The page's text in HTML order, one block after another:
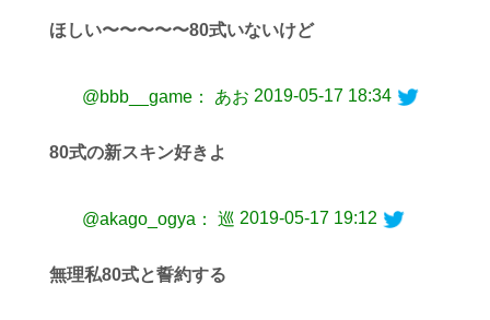
ほしい〜〜〜〜〜80式いないけど
@bbb__game： あお 2019-05-17 18:34
80式の新スキン好きよ
@akago_ogya： 巡 2019-05-17 19:12
無理私80式と誓約する